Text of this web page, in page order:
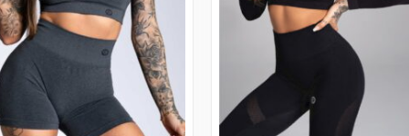
chosen